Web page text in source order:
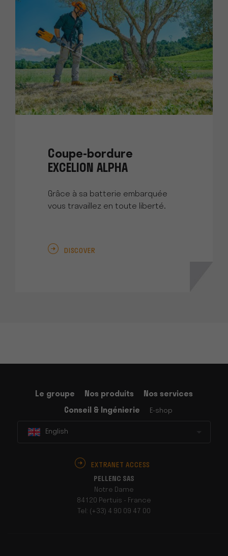
Coupe-bordure
EXCELION ALPHA
Grâce à sa batterie embarquée
vous travaillez en toute liberté.
DISCOVER
Le groupe Nos produits
Nos services
Conseil & Ingénierie
E-shop
English
EXTRANET ACCESS
PELLENC SAS
Notre Dame
84120 Pertuis - France
Tel: (+33) 4 90 09 47 00